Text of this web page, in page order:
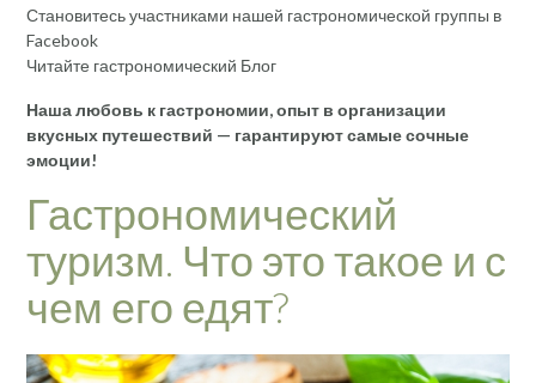
Становитесь участниками нашей гастрономической группы в
Facebook
Читайте гастрономический Блог
Наша любовь к гастрономии, опыт в организации
вкусных путешествий — гарантируют самые сочные
эмоции!
Гастрономический
туризм. Что это такое и с
чем его едят?